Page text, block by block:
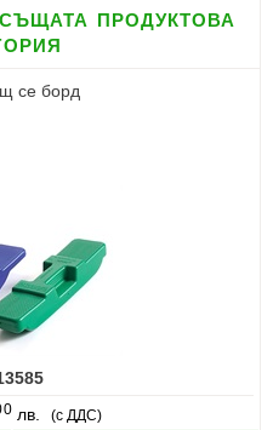
продуктова
се борд
лв. (с ДДС)